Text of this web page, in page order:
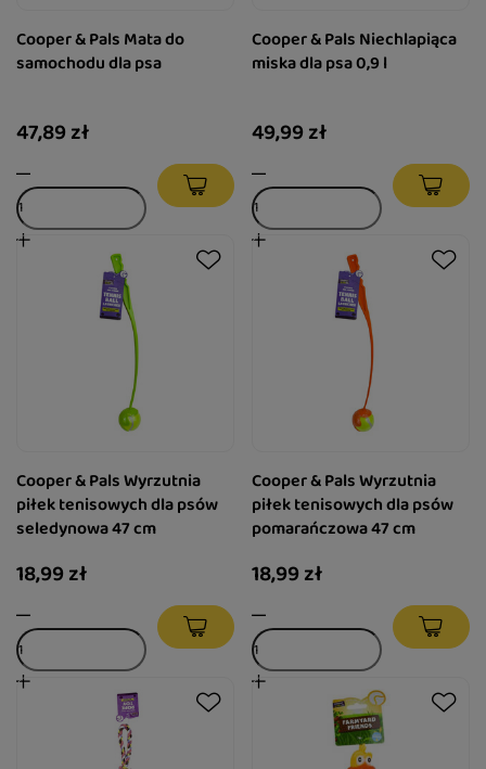
Cooper & Pals Mata do
samochodu dla psa
47,89 zł
Cooper & Pals Niechlapiąca
miska dla psa 0,9 l
49,99 zł
Cooper & Pals Wyrzutnia
piłek tenisowych dla psów
seledynowa 47 cm
18,99 zł
Cooper & Pals Wyrzutnia
piłek tenisowych dla psów
pomarańczowa 47 cm
18,99 zł